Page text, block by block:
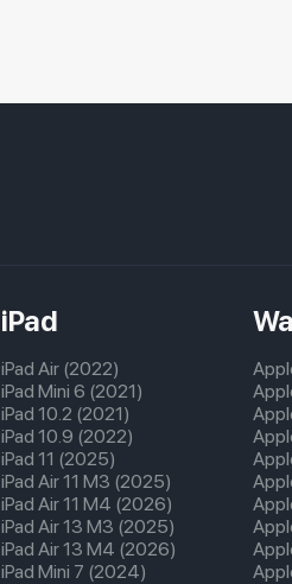
iPad
iPad Air (2022)
iPad Mini 6 (2021)
iPad 10.2 (2021)
iPad 10.9 (2022)
iPad 11 (2025)
iPad Air 11 M3 (2025)
iPad Air 11 M4 (2026)
iPad Air 13 M3 (2025)
iPad Air 13 M4 (2026)
iPad Mini 7 (2024)